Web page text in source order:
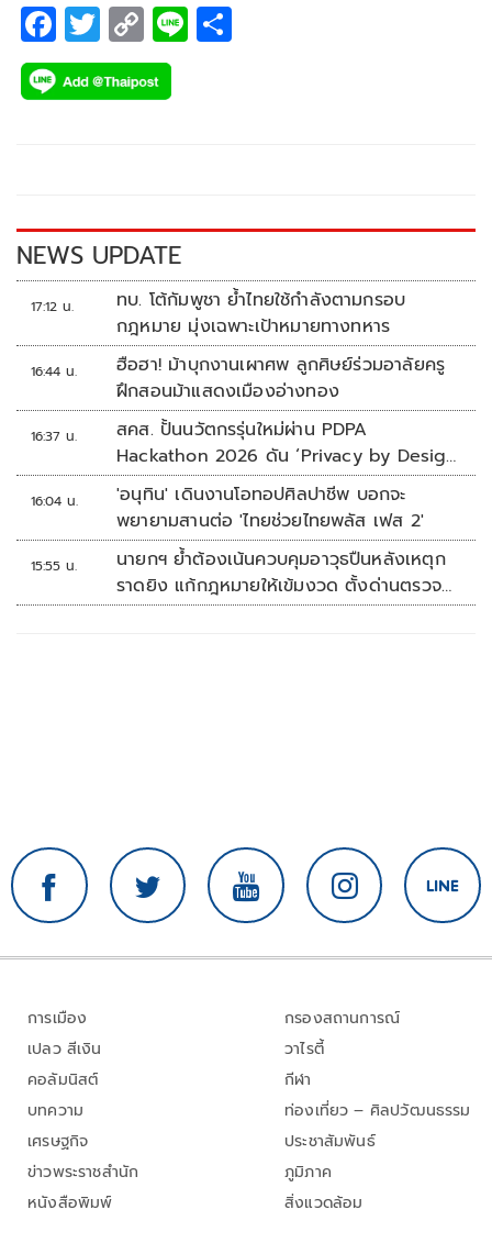
F
ac
e
k
T
wi
tt
C
o
p
k
Li
NEWS UPDATE
17:12 น.
ทบ. โต้กัมพูชา ย้ำไทยใช้กำลังตามกรอบ
กฎหมาย มุ่งเฉพาะเป้าหมายทางทหาร
16:44 น.
ฮือฮา! ม้าบุกงานเผาศพ ลูกศิษย์ร่วมอาลัยครู
ฝึกสอนม้าแสดงเมืองอ่างทอง
16:37 น.
สคส. ปั้นนวัตกรรุ่นใหม่ผ่าน PDPA
Hackathon 2026 ดัน ‘Privacy by Design
for all’ สู่โซลูชันคุ้มครองข้อมูลส่วนบุคคลที่
ใช้ได้จริง
16:04 น.
'อนุทิน' เดินงานโอทอปศิลปาชีพ บอกจะ
พยายามสานต่อ 'ไทยช่วยไทยพลัส เฟส 2'
15:55 น.
นายกฯ ย้ำต้องเน้นควบคุมอาวุธปืนหลังเหตุก
ราดยิง แก้กฎหมายให้เข้มงวด ตั้งด่านตรวจ
เพิ่ม
การเมือง
เปลว สีเงิน
คอลัมนิสต์
บทความ
เศรษฐกิจ
ข่าวพระราชสำนัก
หนังสือพิมพ์
กรองสถานการณ์
วาไรตี้
กีฬา
ท่องเที่ยว – ศิลปวัฒนธรรม
ประชาสัมพันธ์
ภูมิภาค
สิ่งแวดล้อม